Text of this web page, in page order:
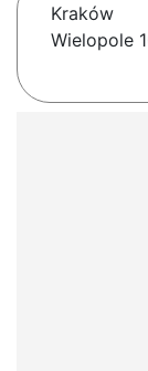
Kraków
Wielopole